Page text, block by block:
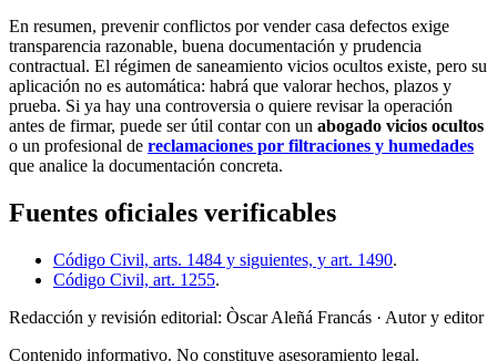
En resumen, prevenir conflictos por vender casa defectos exige
transparencia razonable, buena documentación y prudencia
contractual. El régimen de saneamiento vicios ocultos existe, pero su
aplicación no es automática: habrá que valorar hechos, plazos y
prueba. Si ya hay una controversia o quiere revisar la operación
antes de firmar, puede ser útil contar con un abogado vicios ocultos
o un profesional de reclamaciones por filtraciones y humedades
que analice la documentación concreta.
Fuentes oficiales verificables
Código Civil, arts. 1484 y siguientes, y art. 1490.
Código Civil, art. 1255.
Redacción y revisión editorial: Òscar Aleñá Francás · Autor y editor
Contenido informativo. No constituye asesoramiento legal.